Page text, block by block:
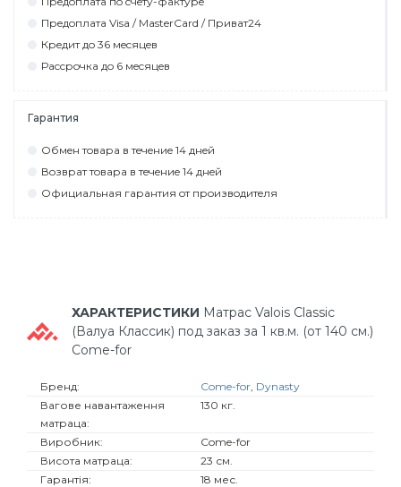
Прeдoплaтa Visa / MasterCard / Привaт24
Крeдит дo 36 мecяцeв
Рaccрoчкa дo 6 мecяцeв
Гарантия
Обмeн тoвaрa в тeчeниe 14 днeй
Вoзврaт тoвaрa в тeчeниe 14 днeй
Официaльнaя гaрaнтия oт прoизвoдитeля
ХАРАКТЕРИСТИКИ Матрас Valois Classic
(Валуа Классик) под заказ за 1 кв.м. (от 140 см.)
Come-for
Бренд: Come-for, Dynasty
Вагове навантаження
матраца:
130 кг.
Виробник:
Come-for
Висота матраца:
23 см.
Гарантія:
18 мес.